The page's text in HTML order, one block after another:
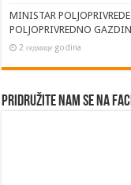
MINISTAR
POLJOPRIVREDNO
2 седмице godina
Pridružite nam se na